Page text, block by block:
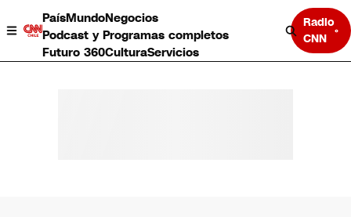
PaísMundoNegocios
Podcast y Programas completos
Futuro 360CulturaServicios
Radio
CNN